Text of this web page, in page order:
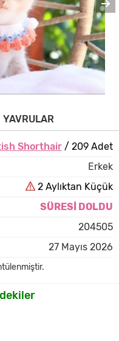
Shorthair/ 209 Adet
Erkek
2 Aylıktan Küçük
SÜRESİ DOLDU
204505
27 Mayıs 2026